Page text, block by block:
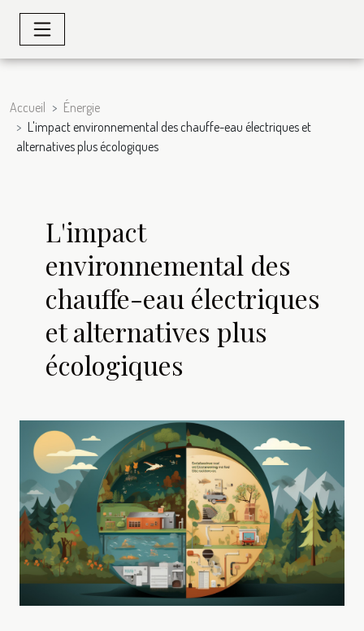
Accueil
Énergie
L'impact environnemental des chauffe-eau électriques et
alternatives plus écologiques
L'impact
environnemental des
chauffe-eau électriques
et alternatives plus
écologiques